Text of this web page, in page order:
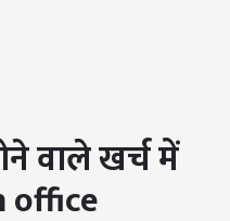
वाले खर्च में
office